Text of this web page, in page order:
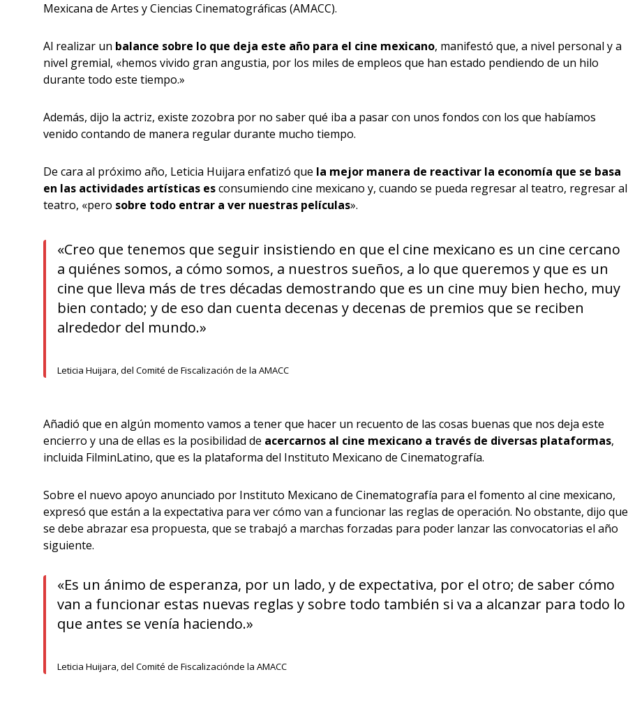
Mexicana de Artes y Ciencias Cinematográficas (AMACC).
Al realizar un balance sobre lo que deja este año para el cine mexicano, manifestó que, a nivel personal y a
nivel gremial, «hemos vivido gran angustia, por los miles de empleos que han estado pendiendo de un hilo
durante todo este tiempo.»
Además, dijo la actriz, existe zozobra por no saber qué iba a pasar con unos fondos con los que habíamos
venido contando de manera regular durante mucho tiempo.
De cara al próximo año, Leticia Huijara enfatizó que la mejor manera de reactivar la economía que se basa
en las actividades artísticas esconsumiendo cine mexicano y, cuando se pueda regresar al teatro, regresar al
teatro, «pero sobre todo entrar a ver nuestras películas».
«Creo que tenemos que seguir insistiendo en que el cine mexicano es un cine cercano
a quiénes somos, a cómo somos, a nuestros sueños, a lo que queremos y que es un
cine que lleva más de tres décadas demostrando que es un cine muy bien hecho, muy
bien contado; y de eso dan cuenta decenas y decenas de premios que se reciben
alrededor del mundo.»
Leticia Huijara, del Comité de Fiscalización de la AMACC
Añadió que en algún momento vamos a tener que hacer un recuento de las cosas buenas que nos deja este
encierro y una de ellas es la posibilidad de acercarnos al cine mexicano a través de diversas plataformas,
incluida FilminLatino, que es la plataforma del Instituto Mexicano de Cinematografía.
Sobre el nuevo apoyo anunciado por Instituto Mexicano de Cinematografía para el fomento al cine mexicano,
expresó que están a la expectativa para ver cómo van a funcionar las reglas de operación. No obstante, dijo que
se debe abrazar esa propuesta, que se trabajó a marchas forzadas para poder lanzar las convocatorias el año
siguiente.
«Es un ánimo de esperanza, por un lado, y de expectativa, por el otro; de saber cómo
van a funcionar estas nuevas reglas y sobre todo también si va a alcanzar para todo lo
que antes se venía haciendo.»
Leticia Huijara, del Comité de Fiscalizaciónde la AMACC